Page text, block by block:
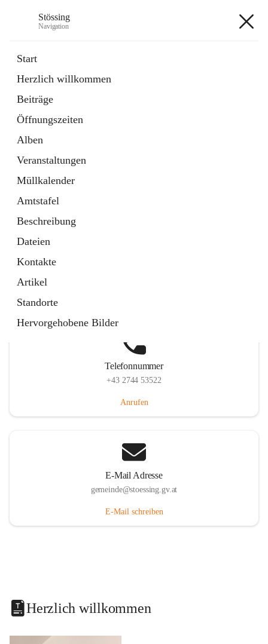
Stössing
Navigation
Start
Herzlich willkommen
Beiträge
Öffnungszeiten
Alben
Veranstaltungen
Müllkalender
Amtstafel
Beschreibung
Dateien
Kontakte
Artikel
Standorte
Hervorgehobene Bilder
Datei
in
Tab
Kindergarten
öffnet
in
neuem
Tab
Telefonnummer
+43 2744 53522
Anrufen
E-Mail Adresse
gemeinde@stoessing.gv.at
E-Mail schreiben
Herzlich willkommen